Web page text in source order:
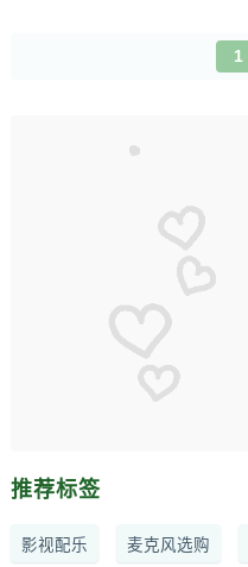
1
推荐标签
影视配乐 麦克风选购